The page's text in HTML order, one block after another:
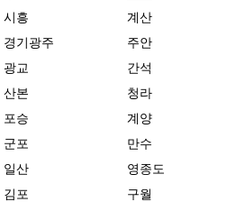
시흥
경기광주
광교
산본
포승
군포
일산
김포
계산
주안
간석
청라
계양
만수
영종도
구월